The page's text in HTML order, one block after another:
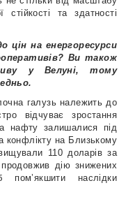
стійкості та здатності
цін на енергоресурси
Ви також
у Велуні, тому
галузь належить до
відчуває зростання
нафту залишалися під
конфлікту на Близькому
110 доларів за
дію знижених
наслідки